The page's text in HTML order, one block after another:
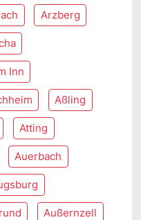
Arzberg
Inn
Aßling
Atting
Auerbach
Außernzell